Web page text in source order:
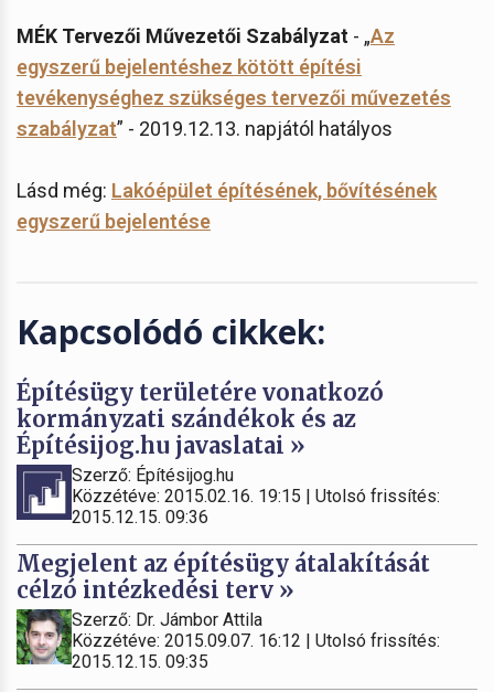
MÉK Tervezői Művezetői Szabályzat - „Az
egyszerű bejelentéshez kötött építési
tevékenységhez szükséges tervezői művezetés
szabályzat” - 2019.12.13. napjától hatályos
Lásd még: Lakóépület építésének, bővítésének
egyszerű bejelentése
Kapcsolódó cikkek:
Építésügy területére vonatkozó
kormányzati szándékok és az
Építésijog.hu javaslatai »
Szerző: Építésijog.hu
Közzétéve: 2015.02.16. 19:15 | Utolsó frissítés:
2015.12.15. 09:36
Megjelent az építésügy átalakítását
célzó intézkedési terv »
Szerző: Dr. Jámbor Attila
Közzétéve: 2015.09.07. 16:12 | Utolsó frissítés:
2015.12.15. 09:35